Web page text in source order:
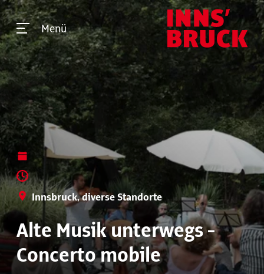
Menü
Innsbruck, diverse Standorte
Alte Musik unterwegs -
Concerto mobile